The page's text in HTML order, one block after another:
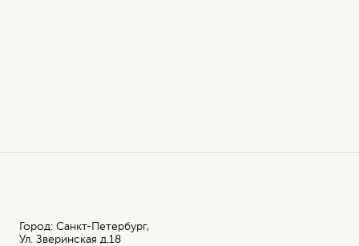
Город: Санкт-Петербург,
Ул. Зверинская д.18